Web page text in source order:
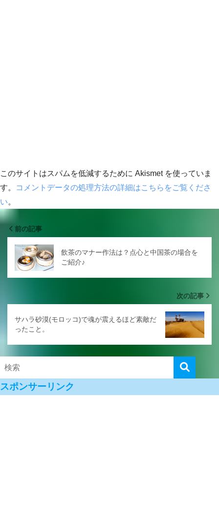
このサイトはスパムを低減するために Akismet を使っていま
す。
コメントデータの処理方法の詳細はこちらをご覧くださ
い。
前の記事
飲茶のマナー作法は？点心と中国茶の場合を
ご紹介♪
次の記事
サハラ砂漠(モロッコ)で魂が震えるほど素敵だ
ったこと。
スポンサーリンク